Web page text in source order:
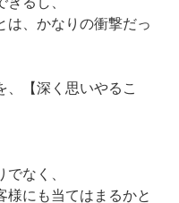
は、かなりの衝撃だっ
、【深く思いやるこ
なく、
様にも当てはまるかと